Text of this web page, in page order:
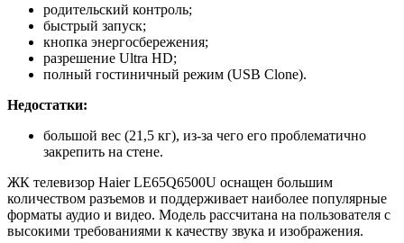
родительский контроль;
быстрый запуск;
кнопка энергосбережения;
разрешение Ultra HD;
полный гостиничный режим (USB Clone).
Недостатки:
большой вес (21,5 кг), из-за чего его проблематично
закрепить на стене.
ЖК телевизор Haier LE65Q6500U оснащен большим
количеством разъемов и поддерживает наиболее популярные
форматы аудио и видео. Модель рассчитана на пользователя с
высокими требованиями к качеству звука и изображения.